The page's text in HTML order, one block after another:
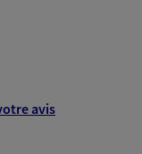
avis